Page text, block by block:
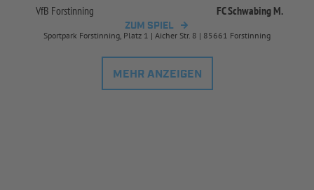
VfB Forstinning FC Schwabing M.
ZUM SPIEL
Sportpark Forstinning, Platz 1 | Aicher Str. 8 | 85661 Forstinning
MEHR ANZEIGEN